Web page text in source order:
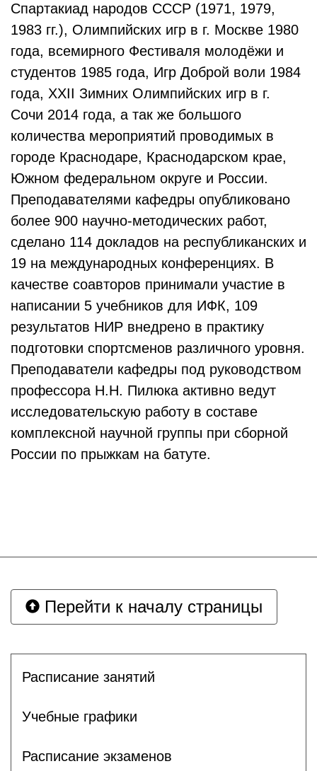
Спартакиад народов СССР (1971, 1979,
1983 гг.), Олимпийских игр в г. Москве 1980
года, всемирного Фестиваля молодёжи и
студентов 1985 года, Игр Доброй воли 1984
года, XXII Зимних Олимпийских игр в г.
Сочи 2014 года, а так же большого
количества мероприятий проводимых в
городе Краснодаре, Краснодарском крае,
Южном федеральном округе и России.
Преподавателями кафедры опубликовано
более 900 научно-методических работ,
сделано 114 докладов на республиканских и
19 на международных конференциях. В
качестве соавторов принимали участие в
написании 5 учебников для ИФК, 109
результатов НИР внедрено в практику
подготовки спортсменов различного уровня.
Преподаватели кафедры под руководством
профессора Н.Н. Пилюка активно ведут
исследовательскую работу в составе
комплексной научной группы при сборной
России по прыжкам на батуте.
Перейти к началу страницы
Расписание занятий
Учебные графики
Расписание экзаменов